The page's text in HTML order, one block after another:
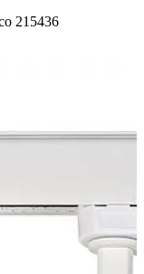
215436